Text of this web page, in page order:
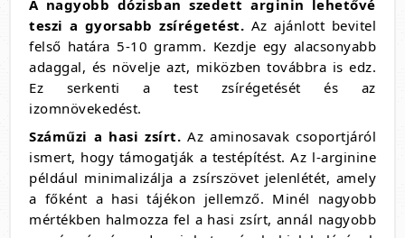
A nagyobb dózisban szedett arginin lehetővé
teszi a gyorsabb zsírégetést. Az ajánlott bevitel
felső határa 5-10 gramm. Kezdje egy alacsonyabb
adaggal, és növelje azt, miközben továbbra is edz.
Ez serkenti a test zsírégetését és az
izomnövekedést.
Száműzi a hasi zsírt. Az aminosavak csoportjáról
ismert, hogy támogatják a testépítést. Az l-arginine
például minimalizálja a zsírszövet jelenlétét, amely
a főként a hasi tájékon jellemző. Minél nagyobb
mértékben halmozza fel a hasi zsírt, annál nagyobb